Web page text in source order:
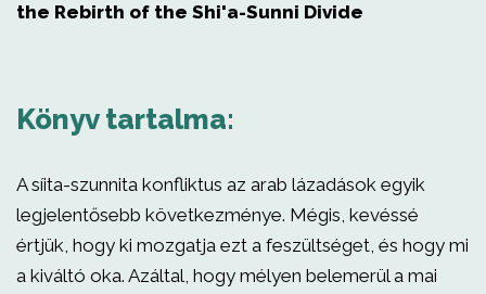
the Rebirth of the Shi'a-Sunni Divide
Könyv tartalma:
A síita-szunnita konfliktus az arab lázadások egyik
legjelentősebb következménye. Mégis, kevéssé
értjük, hogy ki mozgatja ezt a feszültséget, és hogy mi
a kiváltó oka. Azáltal, hogy mélyen belemerül a mai